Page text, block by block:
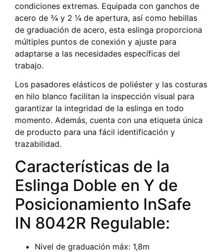
condiciones extremas. Equipada con ganchos de
acero de 3⁄4 y 2 1⁄4 de apertura, así como hebillas
de graduación de acero, esta eslinga proporciona
múltiples puntos de conexión y ajuste para
adaptarse a las necesidades específicas del
trabajo.
Los pasadores elásticos de poliéster y las costuras
en hilo blanco facilitan la inspección visual para
garantizar la integridad de la eslinga en todo
momento. Además, cuenta con una etiqueta única
de producto para una fácil identificación y
trazabilidad.
Características de la
Eslinga Doble en Y de
Posicionamiento InSafe
IN 8042R Regulable:
Nivel de graduación máx: 1,8m